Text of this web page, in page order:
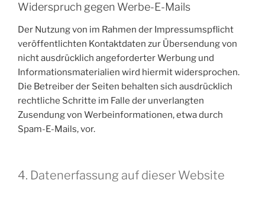
Widerspruch gegen Werbe-E-Mails
Der Nutzung von im Rahmen der Impressumspflicht
veröffentlichten Kontaktdaten zur Übersendung von
nicht ausdrücklich angeforderter Werbung und
Informationsmaterialien wird hiermit widersprochen.
Die Betreiber der Seiten behalten sich ausdrücklich
rechtliche Schritte im Falle der unverlangten
Zusendung von Werbeinformationen, etwa durch
Spam-E-Mails, vor.
4. Datenerfassung auf dieser Website